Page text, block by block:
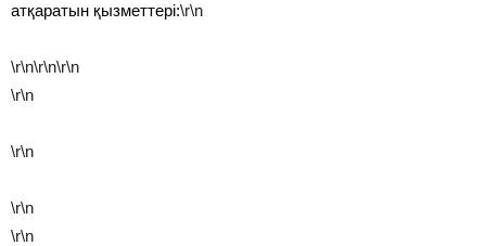
атқаратын қызметтері:\r\n
\r\n\r\n\r\n
\r\n
\r\n
\r\n
\r\n